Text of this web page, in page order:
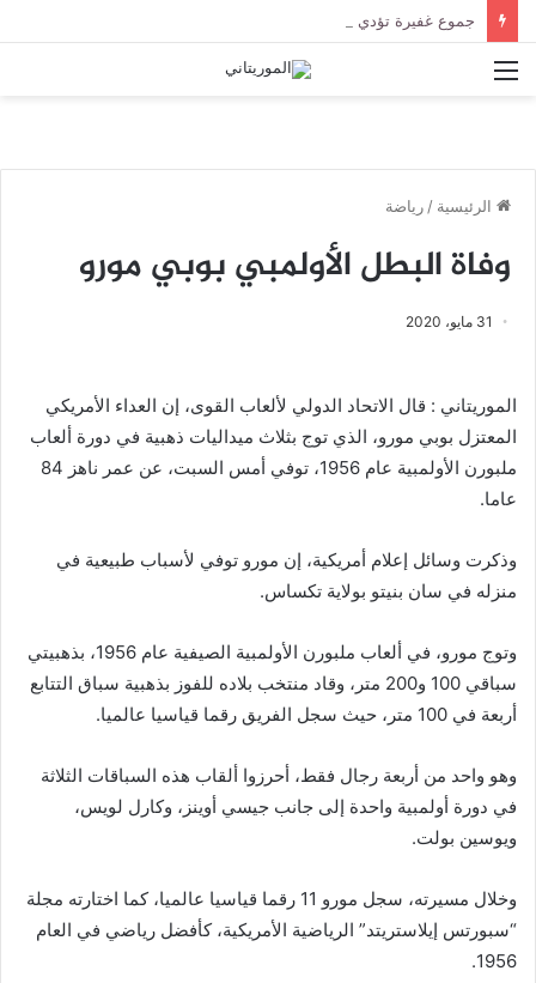
القائمة
الرئيسية / رياضة
وفاة البطل الأولمبي بوبي مورو
31 مايو، 2020
الموريتاني : قال الاتحاد الدولي لألعاب القوى، إن العداء الأمريكي
المعتزل بوبي مورو، الذي توج بثلاث ميداليات ذهبية في دورة ألعاب
ملبورن الأولمبية عام 1956، توفي أمس السبت، عن عمر ناهز 84
عاما.
وذكرت وسائل إعلام أمريكية، إن مورو توفي لأسباب طبيعية في
منزله في سان بنيتو بولاية تكساس.
وتوج مورو، في ألعاب ملبورن الأولمبية الصيفية عام 1956، بذهبيتي
سباقي 100 و200 متر، وقاد منتخب بلاده للفوز بذهبية سباق التتابع
أربعة في 100 متر، حيث سجل الفريق رقما قياسيا عالميا.
وهو واحد من أربعة رجال فقط، أحرزوا ألقاب هذه السباقات الثلاثة
في دورة أولمبية واحدة إلى جانب جيسي أوينز، وكارل لويس،
ويوسين بولت.
وخلال مسيرته، سجل مورو 11 رقما قياسيا عالميا، كما اختارته مجلة
“سبورتس إيلاستريتد” الرياضية الأمريكية، كأفضل رياضي في العام
1956.